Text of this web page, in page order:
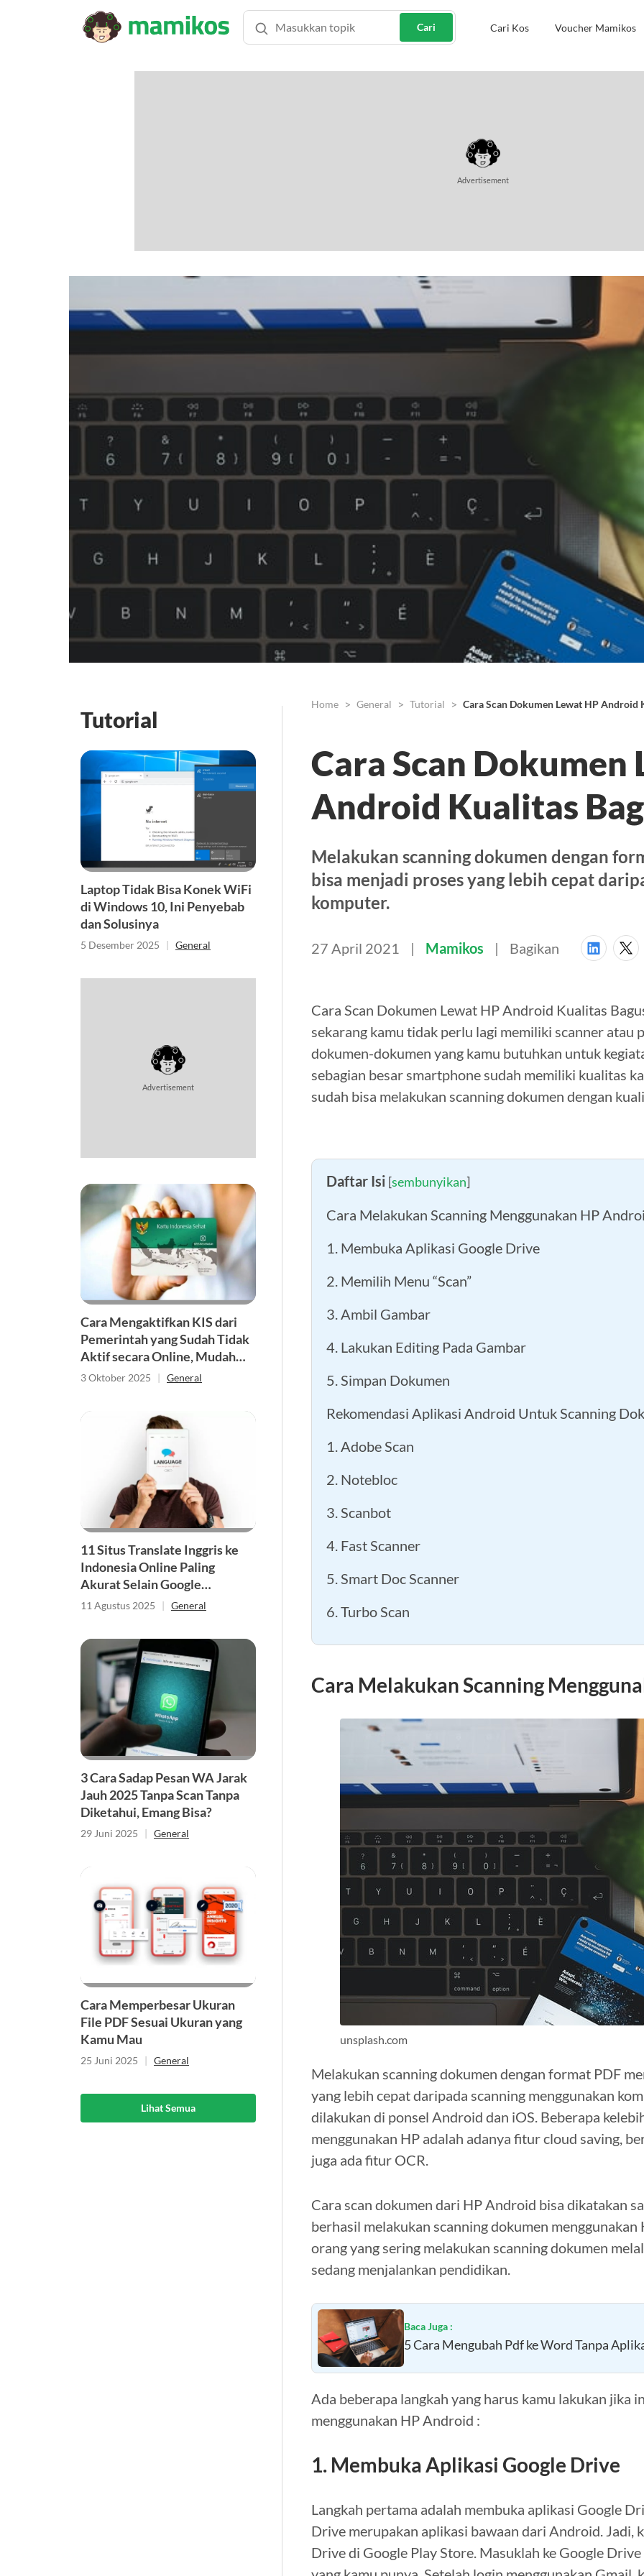
Cari Cari Kos Voucher Mamikos
Advertisement
Tutorial
Laptop Tidak Bisa Konek WiFi
di Windows 10, Ini Penyebab
dan Solusinya
5 Desember 2025 | General
Advertisement
Cara Mengaktifkan KIS dari
Pemerintah yang Sudah Tidak
Aktif secara Online, Mudah
dan Cepat!
3 Oktober 2025 | General
11 Situs Translate Inggris ke
Indonesia Online Paling
Akurat Selain Google
Translate
11 Agustus 2025 | General
3 Cara Sadap Pesan WA Jarak
Jauh 2025 Tanpa Scan Tanpa
Diketahui, Emang Bisa?
29 Juni 2025 | General
Cara Memperbesar Ukuran
File PDF Sesuai Ukuran yang
Kamu Mau
25 Juni 2025 | General
Lihat Semua
Home General Tutorial Cara Scan Dokumen Lewat HP Android
Cara Scan Dokumen
Android Kualitas
Melakukan scanning dokumen dengan
bisa menjadi proses yang lebih cepat
komputer.
27 April 2021 Mamikos Bagikan
Cara Scan Dokumen Lewat HP Android Kualitas
sekarang kamu tidak perlu lagi memiliki scanner atau
dokumen-dokumen yang kamu butuhkan untuk
sebagian besar smartphone sudah memiliki kualitas
sudah bisa melakukan scanning dokumen dengan
Daftar Isi [sembunyikan]
Cara Melakukan Scanning Menggunakan HP
1. Membuka Aplikasi Google Drive
2. Memilih Menu “Scan”
3. Ambil Gambar
4. Lakukan Editing Pada Gambar
5. Simpan Dokumen
Rekomendasi Aplikasi Android Untuk Scanning
1. Adobe Scan
2. Notebloc
3. Scanbot
4. Fast Scanner
5. Smart Doc Scanner
6. Turbo Scan
Cara Melakukan Scanning
unsplash.com
Melakukan scanning dokumen dengan format PDF
yang lebih cepat daripada scanning menggunakan
dilakukan di ponsel Android dan iOS. Beberapa
menggunakan HP adalah adanya fitur cloud saving,
juga ada fitur OCR.
Cara scan dokumen dari HP Android bisa dikatakan
berhasil melakukan scanning dokumen
orang yang sering melakukan scanning dokumen
sedang menjalankan pendidikan.
Baca Juga :
5 Cara Mengubah Pdf ke Word Tanpa
Ada beberapa langkah yang harus kamu lakukan jika
menggunakan HP Android :
1. Membuka Aplikasi Google Drive
Langkah pertama adalah membuka aplikasi Google
Drive merupakan aplikasi bawaan dari Android. Jadi,
Drive di Google Play Store. Masuklah ke Google